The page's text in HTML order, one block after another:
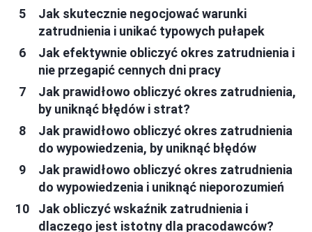
Jak skutecznie negocjować warunki
zatrudnienia i unikać typowych pułapek
Jak efektywnie obliczyć okres zatrudnienia i
nie przegapić cennych dni pracy
Jak prawidłowo obliczyć okres zatrudnienia,
by uniknąć błędów i strat?
Jak prawidłowo obliczyć okres zatrudnienia
do wypowiedzenia, by uniknąć błędów
Jak prawidłowo obliczyć okres zatrudnienia
do wypowiedzenia i uniknąć nieporozumień
Jak obliczyć wskaźnik zatrudnienia i
dlaczego jest istotny dla pracodawców?